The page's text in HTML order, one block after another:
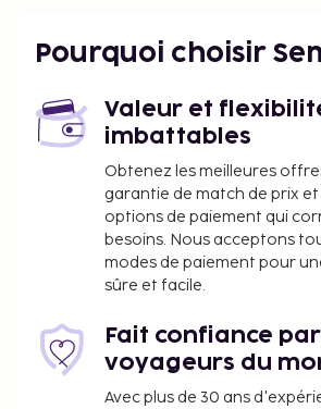
L'aéroport principal le plus proche
Groningen Eelde (GRQ) - 77,7 km
La réception n'est pas ouverte en
pourrez reprendre des forces à
un des un café de cet hôtel. Pour
journée, vous trouverez sur place
petit déjeuner continental est servi
07 h 00 à 10 h 00 et le week-end
10 h 30 (en supplément).
tourisme nationale (Pays-Bas) n'a
vous fournissons une note basée
système d'évaluation.
Vous devrez payer les frais
Pourquoi choisir
Valeur et
imbattables
Obtenez les meilleures
garantie de match de prix et
options de paiement qui
besoins. Nous acceptons
modes de paiement pour
sûre et facile.
Fait confiance
voyageurs du
Avec plus de 30 ans